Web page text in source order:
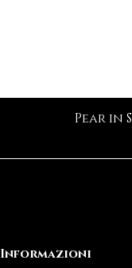
Pear in
Informazioni